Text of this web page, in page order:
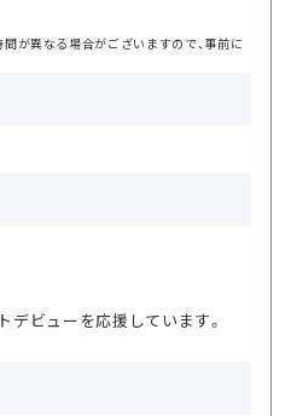
が異なる場合がございますので、事前に
デビューを応援しています。